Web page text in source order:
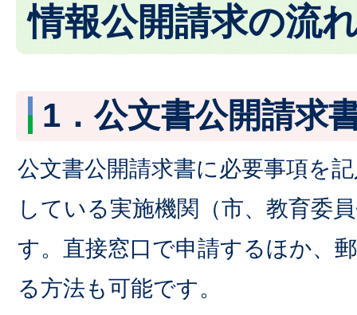
情報公開請求の流
1．公文書公開請求
公文書公開請求書に必要事項を
している実施機関（市、教育委
す。直接窓口で申請するほか、
る方法も可能です。